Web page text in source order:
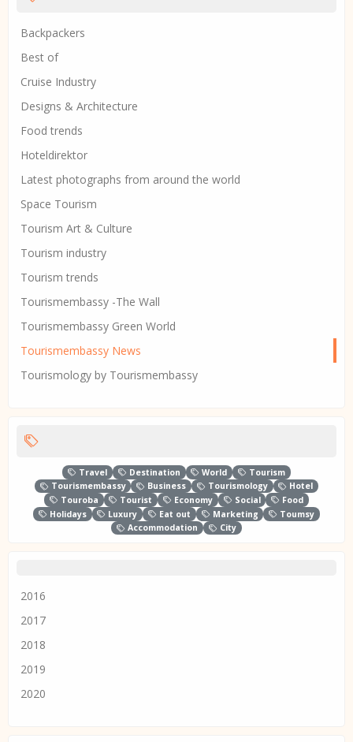
Backpackers
Best of
Cruise Industry
Designs & Architecture
Food trends
Hoteldirektor
Latest photographs from around the world
Space Tourism
Tourism Art & Culture
Tourism industry
Tourism trends
Tourismembassy -The Wall
Tourismembassy Green World
Tourismembassy News
Tourismology by Tourismembassy
Travel Destination World
Tourism
Tourismembassy
Business Tourismology
Hotel
Touroba
Tourist Economy Social
Food
Holidays
Luxury Eat out Marketing
Toumsy
Accommodation
City
2016
2017
2018
2019
2020